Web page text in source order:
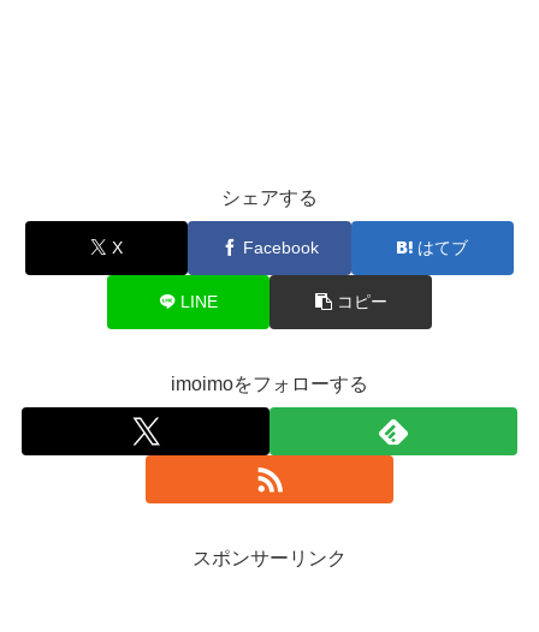
シェアする
X Facebook はてブ
LINE コピー
imoimoをフォローする
スポンサーリンク